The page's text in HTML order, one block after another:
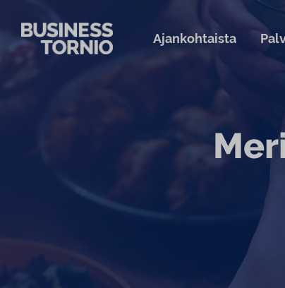
Ajankohtaista